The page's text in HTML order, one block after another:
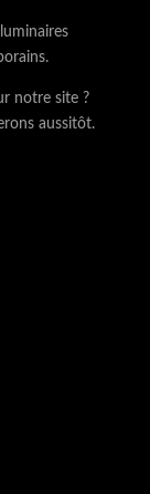
notre site ?
aussitôt.